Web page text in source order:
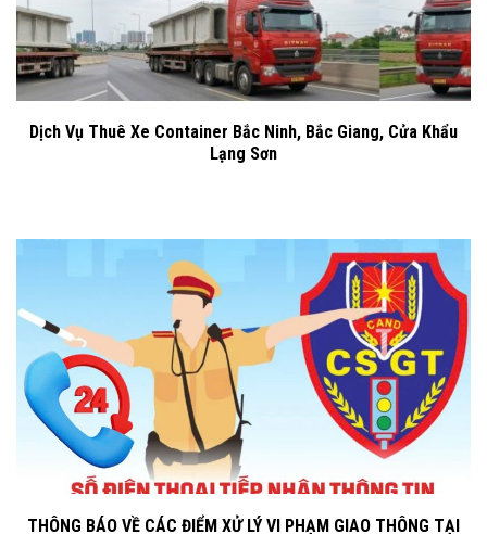
Dịch Vụ Thuê Xe Container Bắc Ninh, Bắc Giang, Cửa Khẩu
Lạng Sơn
THÔNG BÁO VỀ CÁC ĐIỂM XỬ LÝ VI PHẠM GIAO THÔNG TẠI